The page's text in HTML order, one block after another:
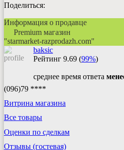
Поделиться:
Информация о продавце
Premium магазин
"starmarket-razprodazh.com"
baksic
Рейтинг 9.69 (99%)
среднее время ответа
(096)79 ****
Витрина магазина
Все товары
Оценки по сделкам
Отзывы (гостевая)